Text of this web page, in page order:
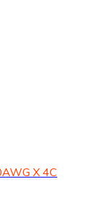
X 4C